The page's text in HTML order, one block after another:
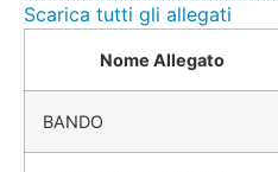
Scarica tutti gli allegati
Nome Allegato
BANDO